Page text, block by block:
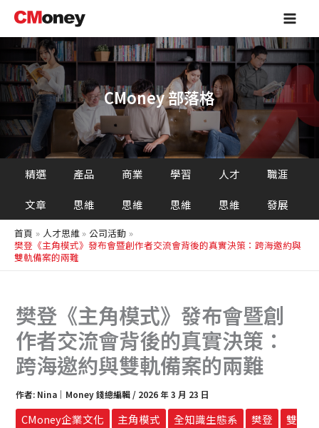
主
容
Main
CMoney 部落格
精選
文章
產品
思維
商業
思維
學習
思維
人才
思維
職涯
發展
首頁 人才思維
公司活動
樊登《主角模式》發布會暨創作者交流會背後的真實決策：跨海邀約與
雙軌備案的兩難
樊登《主角模式》發布會暨創
作者交流會背後的真實決策：
跨海邀約與雙軌備案的兩難
作者: Nina｜Money 錢總編輯 / 2026 年 3 月 23 日
CMoney企業文化 主角模式 全知識生態系 樊登
雙
尋